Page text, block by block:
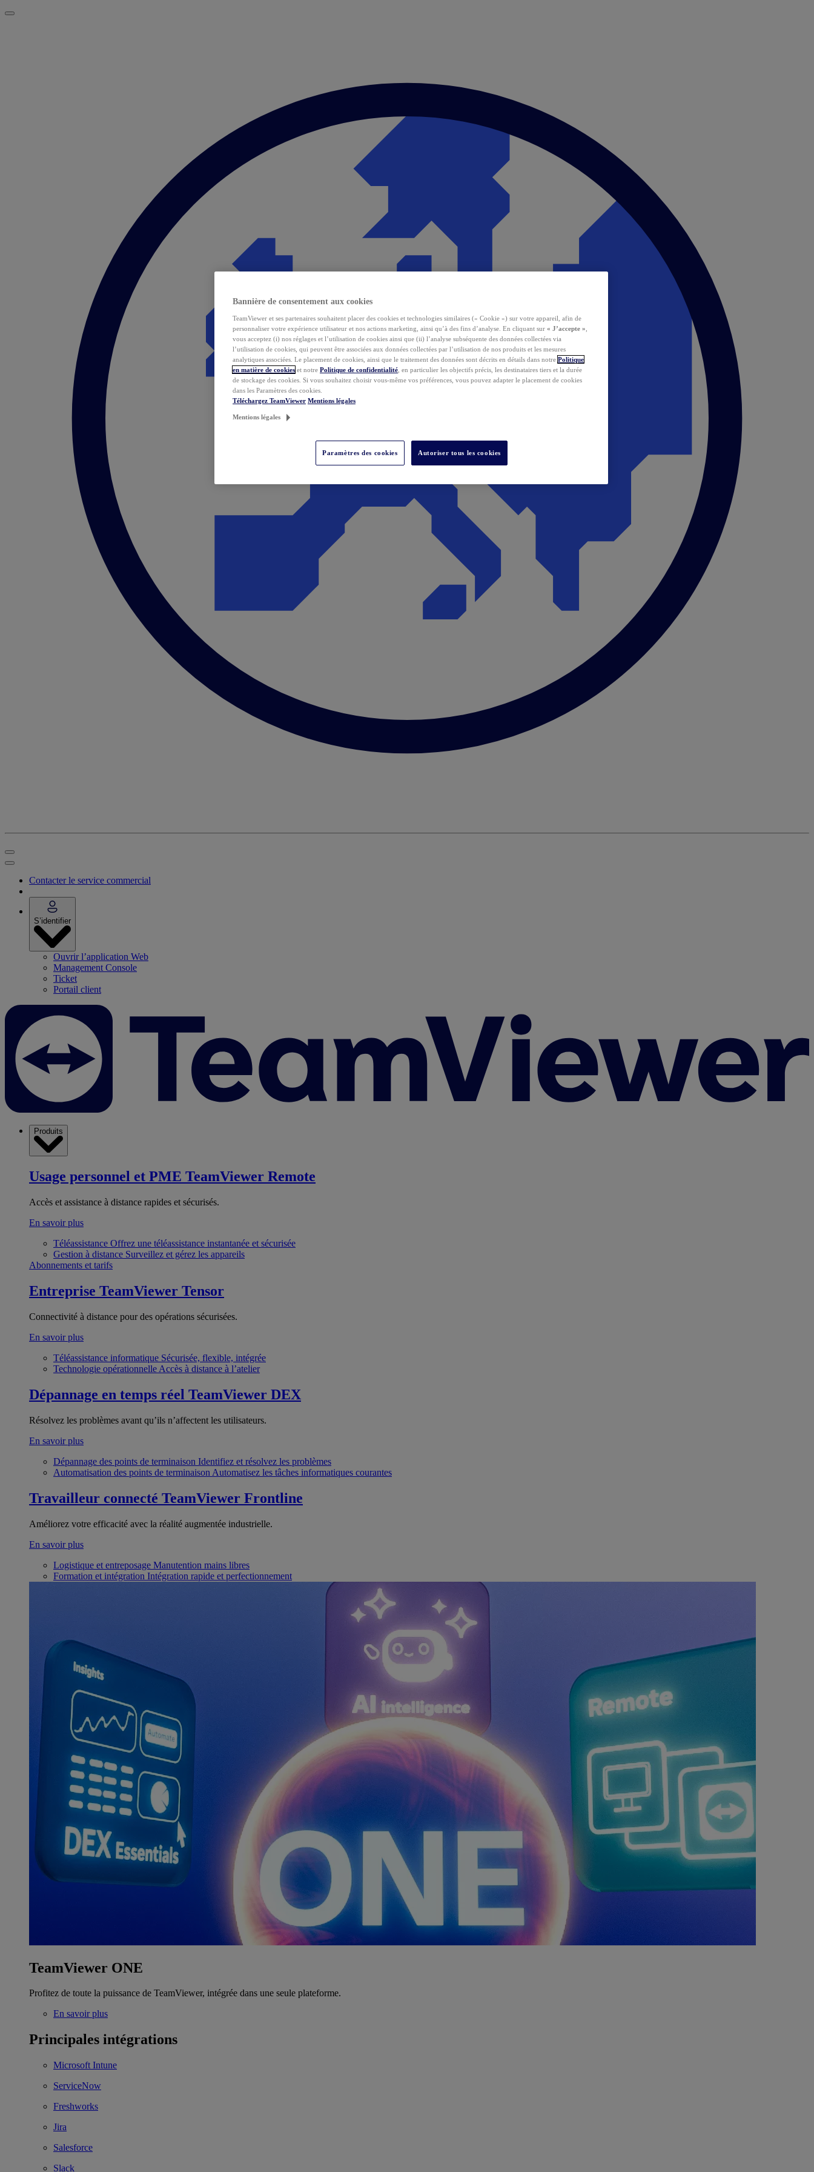
Contacter le service commercial
S’identifier
Ouvrir l’application Web
Management Console
Ticket
Portail client
Produits
Usage personnel et PME TeamViewer Remote
Accès et assistance à distance rapides et sécurisés.
En savoir plus
Téléassistance Offrez une téléassistance instantanée et sécurisée
Gestion à distance Surveillez et gérez les appareils
Abonnements et tarifs
Entreprise TeamViewer Tensor
Connectivité à distance pour des opérations sécurisées.
En savoir plus
Téléassistance informatique Sécurisée, flexible, intégrée
Technologie opérationnelle Accès à distance à l’atelier
Dépannage en temps réel TeamViewer DEX
Résolvez les problèmes avant qu’ils n’affectent les utilisateurs.
En savoir plus
Dépannage des points de terminaison Identifiez et résolvez les problèmes
Automatisation des points de terminaison Automatisez les tâches informatiques courantes
Travailleur connecté TeamViewer Frontline
Améliorez votre efficacité avec la réalité augmentée industrielle.
En savoir plus
Logistique et entreposage Manutention mains libres
Formation et intégration Intégration rapide et perfectionnement
TeamViewer ONE
Profitez de toute la puissance de TeamViewer, intégrée dans une seule plateforme.
En savoir plus
Principales intégrations
Microsoft Intune
ServiceNow
Freshworks
Jira
Salesforce
Slack
Bannière de consentement aux cookies
TeamViewer et ses partenaires souhaitent placer des cookies et technologies similaires (« Cookie ») sur votre appareil, afin de
personnaliser votre expérience utilisateur et nos actions marketing, ainsi qu’à des fins d’analyse. En cliquant sur « J’accepte »
vous acceptez (i) nos réglages et l’utilisation de cookies ainsi que (ii) l’analyse subséquente des données collectées via
l’utilisation de cookies, qui peuvent être associées aux données collectées par l’utilisation de nos produits et les mesures
analytiques associées. Le placement de cookies, ainsi que le traitement des données sont décrits en détails dans notre Politique
en matière de cookies et notre Politique de confidentialité , en particulier les objectifs précis, les destinataires tiers et la durée
de stockage des cookies. Si vous souhaitez choisir vous-même vos préférences, vous pouvez adapter le placement de cookies
dans les Paramètres des cookies.
Téléchargez TeamViewer Mentions légales
Mentions légales
Paramètres des cookies Autoriser tous les cookies